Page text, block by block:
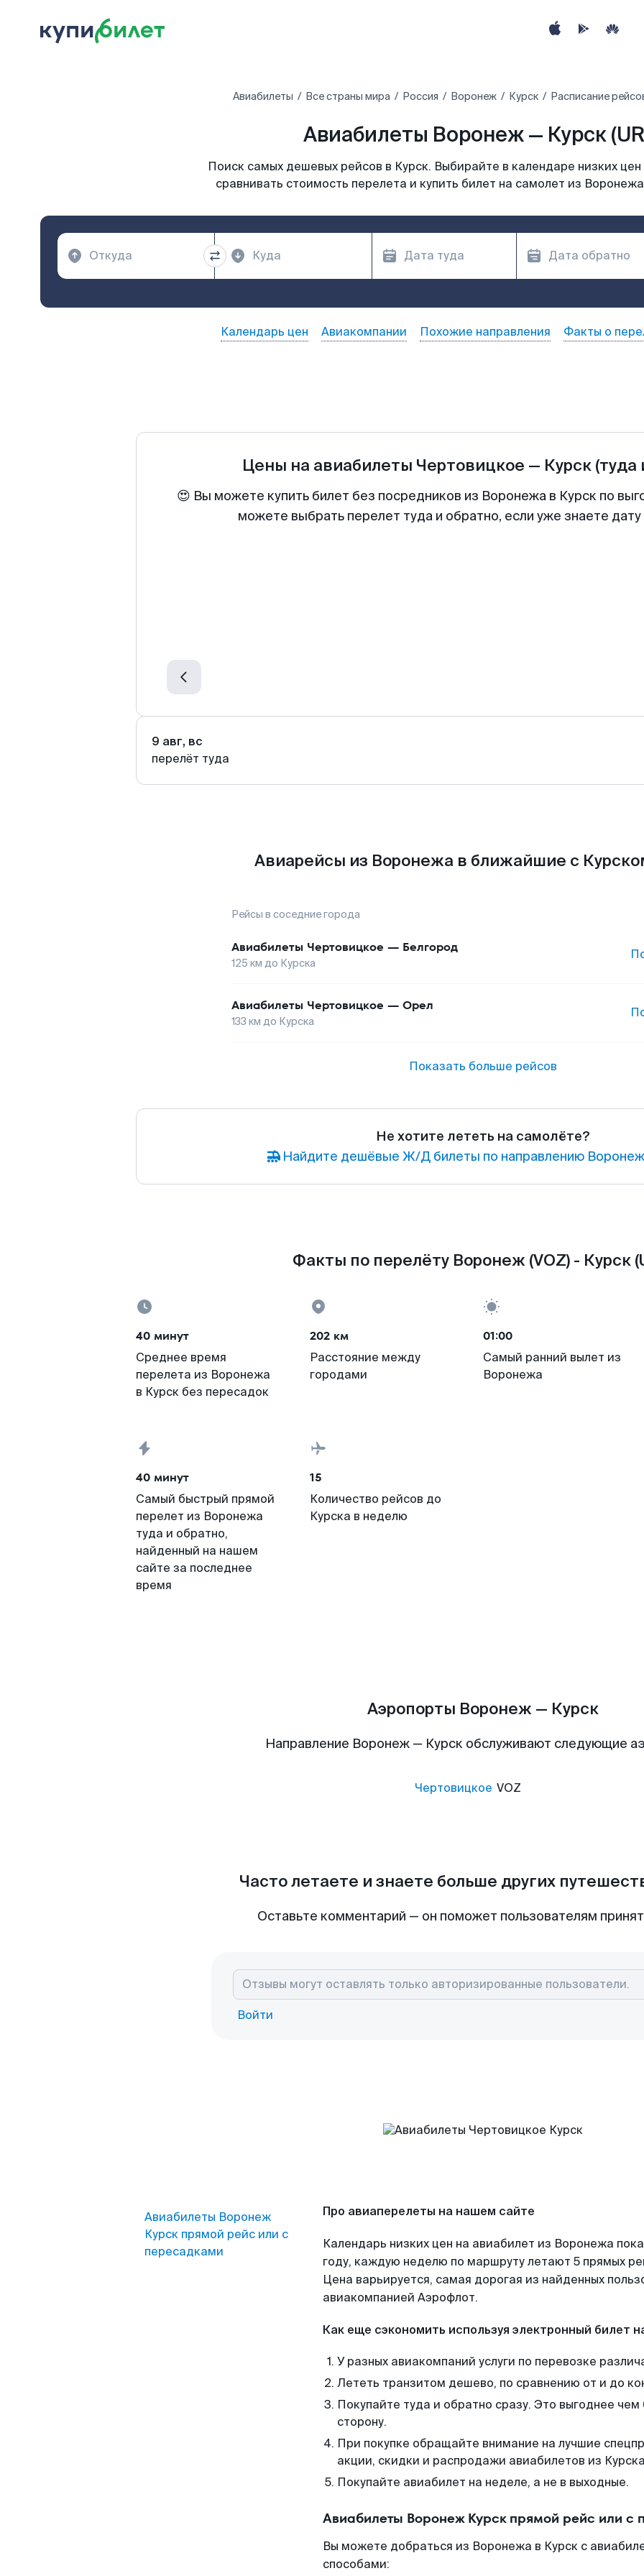
Авиабилеты Все страны мира Россия Воронеж Курск Расписание
Авиабилеты Воронеж — Курск
Поиск самых дешевых рейсов в Курск. Выбирайте в календаре низких
сравнивать стоимость перелета и купить билет на самолет из
Календарь цен Авиакомпании Похожие направления Факты о
Цены на авиабилеты Чертовицкое — Курск (туда
😍 Вы можете купить билет без посредников из Воронежа в Курск по
можете выбрать перелет туда и обратно, если уже знаете
9 авг, вс
перелёт туда
Авиарейсы из Воронежа в ближайшие с
Рейсы в соседние города
Авиабилеты Чертовицкое — Белгород
125 км до Курска
Авиабилеты Чертовицкое — Орел
133 км до Курска
Показать больше рейсов
Не хотите лететь на самолёте?
Найдите дешёвые Ж/Д билеты по направлению
Факты по перелёту Воронеж (VOZ) - Курск
40 минут
Среднее время
перелета из Воронежа
в Курск без пересадок
202 км
Расстояние между
городами
01:00
Самый ранний вылет из
Воронежа
40 минут
Самый быстрый прямой
перелет из Воронежа
туда и обратно,
найденный на нашем
сайте за последнее
время
15
Количество рейсов до
Курска в неделю
Аэропорты Воронеж — Курск
Направление Воронеж — Курск обслуживают следующие
Чертовицкое VOZ
Часто летаете и знаете больше других
Оставьте комментарий — он поможет пользователям
Войти
Авиабилеты Воронеж
Курск прямой рейс или с
пересадками
Про авиаперелеты на нашем сайте
Календарь низких цен на авиабилет из Воронежа
году, каждую неделю по маршруту летают 5 прямых
Цена варьируется, самая дорогая из найденных
авиакомпанией Аэрофлот.
Как еще сэкономить используя электронный билет
У разных авиакомпаний услуги по перевозке
Лететь транзитом дешево, по сравнению от и до
Покупайте туда и обратно сразу. Это выгоднее
сторону.
При покупке обращайте внимание на лучшие
акции, скидки и распродажи авиабилетов из
Покупайте авиабилет на неделе, а не в выходные.
Авиабилеты Воронеж Курск прямой рейс или с
Вы можете добраться из Воронежа в Курск с
способами: